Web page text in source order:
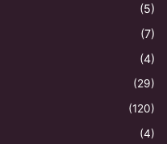
(5)
(7)
(4)
(29)
(120)
(4)